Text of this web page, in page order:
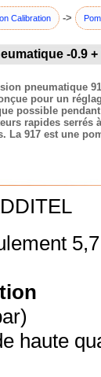
Calibration ->
-0.9
pneumatique
pour un
possible
rapides
La 917 est une
haute